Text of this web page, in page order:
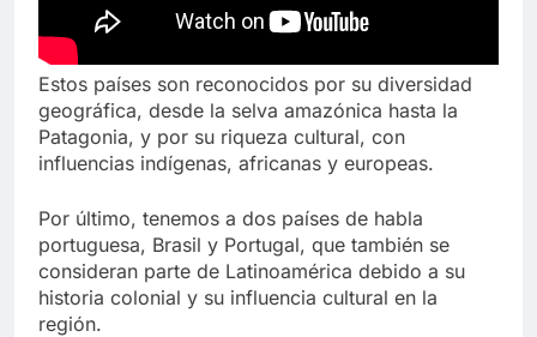
Estos países son reconocidos por su diversidad
geográfica, desde la selva amazónica hasta la
Patagonia, y por su riqueza cultural, con
influencias indígenas, africanas y europeas.
Por último, tenemos a dos países de habla
portuguesa, Brasil y Portugal, que también se
consideran parte de Latinoamérica debido a su
historia colonial y su influencia cultural en la
región.